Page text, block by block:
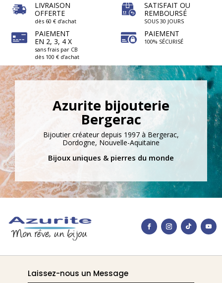
LIVRAISON
OFFERTE
dès 60 € d’achat
PAIEMENT
EN 2, 3, 4 X
sans frais par CB
dès 100 € d’achat
SATISFAIT OU
REMBOURSÉ
SOUS 30 JOURS
PAIEMENT
100% SÉCURISÉ
Azurite bijouterie
Bergerac
Bijoutier créateur depuis 1997 à Bergerac,
Dordogne, Nouvelle-Aquitaine
Bijoux uniques & pierres du monde
Laissez-nous un Message